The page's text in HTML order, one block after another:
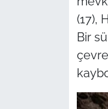
(17),
Bir